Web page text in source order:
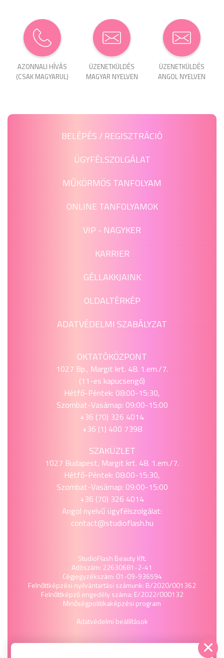
AZONNALI HÍVÁS
(CSAK MAGYARUL)
ÜZENET­KÜLDÉS
MAGYAR NYELVEN
ÜZENET­KÜLDÉS
ANGOL NYELVEN
BELÉPÉS / REGISZTRÁCIÓ
ÜGYFÉLSZOLGÁLAT
MŰKÖRMÖS TANFOLYAM
ONLINE TANFOLYAMOK
VIP - NAGYKER
KARRIER
GÉLLAKKJAINK
OLDALTÉRKÉP
ADATVÉDELMI SZABÁLYZAT
OKTATÓKÖZPONT
1027 Bp., Margit krt. 48. 1.em./7.
(11-es kapucsengő)
Hétfő-Péntek: 08:00-15:30,
Szombat-Vasárnap: 09:00-15:00
+36 (70) 326 4014
+36 (1) 400 7398
SZAKÜZLET
1027 Budapest, Margit krt. 48. 1.em./7.
Hétfő-Péntek: 08:00-15:30,
Szombat-Vasárnap: 09:00-15:00
+36 (70) 326 4014
Angol nyelvű ügyfélszolgálat:
contact@studioflash.hu
StudioFlash Beauty Kft.
Adószám: 22630681-2-41
Cégjegyzékszám: 01-09-936594
Felnőttképzési nyilvántartási számunk: B/2020/001362
Felnőttképző engedély száma: E/2022/000132
Minőségpolitikaképzési program
Adatvédelmi beállítások